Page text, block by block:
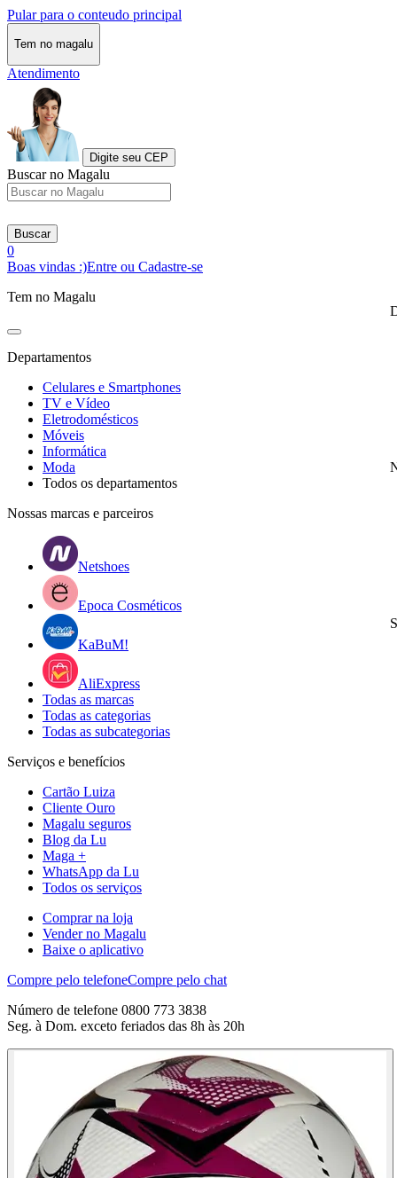
Pular para o conteudo principal
Tem no magalu
Atendimento
Digite seu CEP
Buscar no Magalu
Buscar
0
Boas vindas :)Entre ou Cadastre-se
Tem no Magalu
Departamentos
Celulares e Smartphones
TV e Vídeo
Eletrodomésticos
Móveis
Informática
Moda
Todos os departamentos
Nossas marcas e parceiros
Netshoes
Epoca Cosméticos
KaBuM!
AliExpress
Todas as marcas
Todas as categorias
Todas as subcategorias
Serviços e benefícios
Cartão Luiza
Cliente Ouro
Magalu seguros
Blog da Lu
Maga +
WhatsApp da Lu
Todos os serviços
Comprar na loja
Vender no Magalu
Baixe o aplicativo
Compre pelo telefoneCompre pelo chat
Número de telefone 0800 773 3838
Seg. à Dom. exceto feriados das 8h às 20h